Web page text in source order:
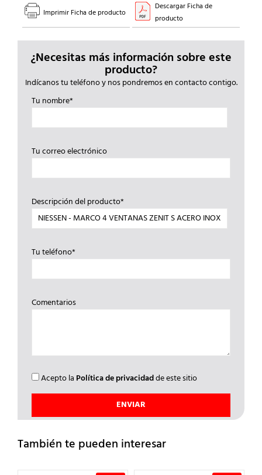
Imprimir Ficha de producto
Descargar Ficha de
producto
¿Necesitas más información sobre este
producto?
Indícanos tu teléfono y nos pondremos en contacto contigo.
Tu nombre*
Tu correo electrónico
Descripción del producto*
Tu teléfono*
Comentarios
Acepto la Política de privacidadde este sitio
También te pueden interesar